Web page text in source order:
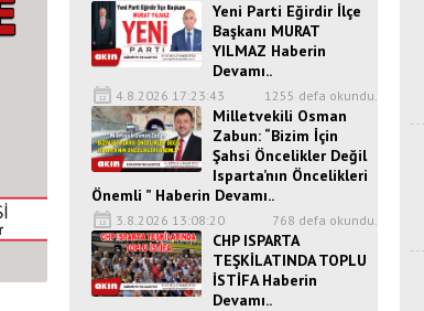
Yeni Parti Eğirdir İlçe
Başkanı MURAT
YILMAZ Haberin
Devamı..
4.8.2026 17:23:43 1255 defa okundu.
Milletvekili Osman
Zabun: “Bizim İçin
Şahsi Öncelikler Değil
Isparta’nın Öncelikleri
Önemli ” Haberin Devamı..
3.8.2026 13:08:20 768 defa okundu.
CHP ISPARTA
TEŞKİLATINDA TOPLU
İSTİFA Haberin
Devamı..